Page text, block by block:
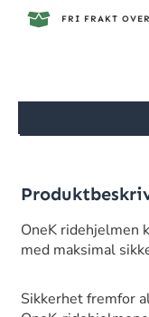
FRI FRAKT
OneK ridehjelmen
med maksimal
Sikkerhet fremfor